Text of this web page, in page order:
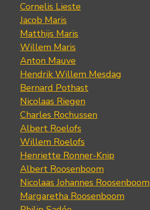
Cornelis Lieste
Jacob Maris
Matthijs Maris
Willem Maris
Anton Mauve
Hendrik Willem Mesdag
Bernard Pothast
Nicolaas Riegen
Charles Rochussen
Albert Roelofs
Willem Roelofs
Henriette Ronner-Knip
Albert Roosenboom
Nicolaas Johannes Roosenboom
Margaretha Roosenboom